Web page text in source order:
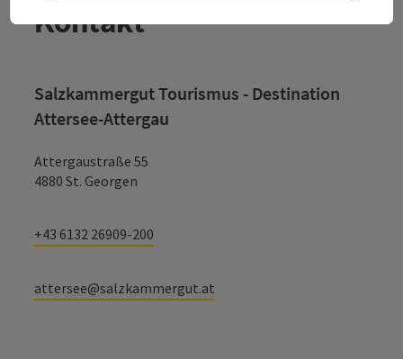
Kontakt
Salzkammergut Tourismus - Destination
Attersee-Attergau
Attergaustraße 55
4880 St. Georgen
+43 6132 26909-200
attersee@salzkammergut.at